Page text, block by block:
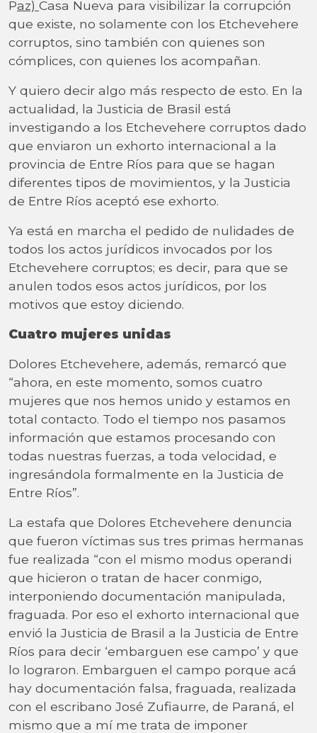
Paz) Casa Nueva para visibilizar la corrupción
que existe, no solamente con los Etchevehere
corruptos, sino también con quienes son
cómplices, con quienes los acompañan.
Y quiero decir algo más respecto de esto. En la
actualidad, la Justicia de Brasil está
investigando a los Etchevehere corruptos dado
que enviaron un exhorto internacional a la
provincia de Entre Ríos para que se hagan
diferentes tipos de movimientos, y la Justicia
de Entre Ríos aceptó ese exhorto.
Ya está en marcha el pedido de nulidades de
todos los actos jurídicos invocados por los
Etchevehere corruptos; es decir, para que se
anulen todos esos actos jurídicos, por los
motivos que estoy diciendo.
Cuatro mujeres unidas
Dolores Etchevehere, además, remarcó que
“ahora, en este momento, somos cuatro
mujeres que nos hemos unido y estamos en
total contacto. Todo el tiempo nos pasamos
información que estamos procesando con
todas nuestras fuerzas, a toda velocidad, e
ingresándola formalmente en la Justicia de
Entre Ríos”.
La estafa que Dolores Etchevehere denuncia
que fueron víctimas sus tres primas hermanas
fue realizada “con el mismo modus operandi
que hicieron o tratan de hacer conmigo,
interponiendo documentación manipulada,
fraguada. Por eso el exhorto internacional que
envió la Justicia de Brasil a la Justicia de Entre
Ríos para decir ‘embarguen ese campo’ y que
lo lograron. Embarguen el campo porque acá
hay documentación falsa, fraguada, realizada
con el escribano José Zufiaurre, de Paraná, el
mismo que a mí me trata de imponer